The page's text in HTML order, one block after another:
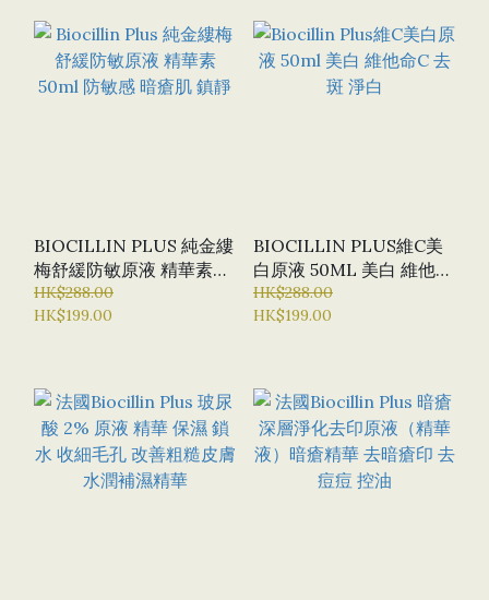
BIOCILLIN PLUS 純金縷
梅舒緩防敏原液 精華素
50ML 防敏感 暗瘡肌 鎮靜
HK$288.00
HK$199.00
BIOCILLIN PLUS維C美
白原液 50ML 美白 維他命
C 去斑 淨白
HK$288.00
HK$199.00